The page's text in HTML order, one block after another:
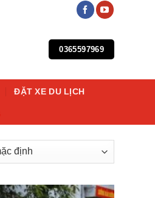
0365597969
ĐẶT XE DU LỊCH